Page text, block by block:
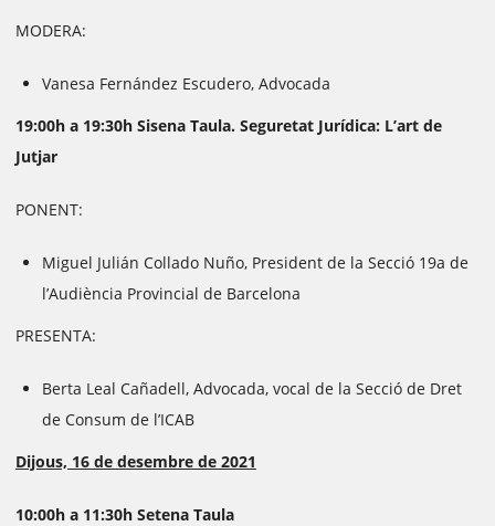
MODERA:
Vanesa Fernández Escudero, Advocada
19:00h a 19:30h Sisena Taula. Seguretat Jurídica: L’art de
Jutjar
PONENT:
Miguel Julián Collado Nuño, President de la Secció 19a de
l’Audiència Provincial de Barcelona
PRESENTA:
Berta Leal Cañadell, Advocada, vocal de la Secció de Dret
de Consum de l’ICAB
Dijous, 16 de desembre de 2021
10:00h a 11:30h Setena Taula